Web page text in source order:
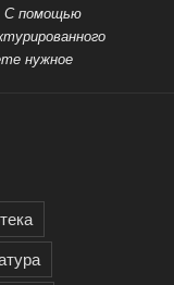
С помощью
нужное